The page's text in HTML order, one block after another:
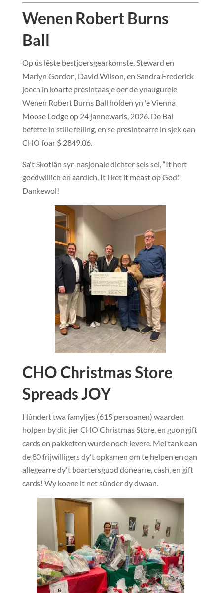
Wenen Robert Burns
Ball
Op ús lêste bestjoersgearkomste, Steward en
Marlyn Gordon, David Wilson, en Sandra Frederick
joech in koarte presintaasje oer de ynaugurele
Wenen Robert Burns Ball holden yn 'e Vienna
Moose Lodge op 24 jannewaris, 2026. De Bal
befette in stille feiling, en se presintearre in sjek oan
CHO foar $ 2849.06.
Sa't Skotlân syn nasjonale dichter sels sei, “It hert
goedwillich en aardich, It liket it meast op God."
Dankewol!
CHO Christmas Store
Spreads JOY
Hûndert twa famyljes (615 persoanen) waarden
holpen by dit jier CHO Christmas Store, en guon gift
cards en pakketten wurde noch levere. Mei tank oan
de 80 frijwilligers dy't opkamen om te helpen en oan
allegearre dy't boartersguod donearre, cash, en gift
cards! Wy koene it net sûnder dy dwaan.